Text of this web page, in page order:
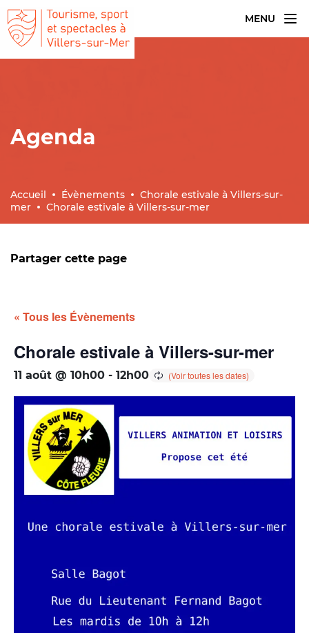
MENU
Accueil Évènements
Chorale estivale à Villers-sur-
mer
Chorale estivale à Villers-sur-mer
Agenda
Partager cette page
« Tous les Évènements
Chorale estivale à Villers-sur-mer
11 août @ 10h00 - 12h00